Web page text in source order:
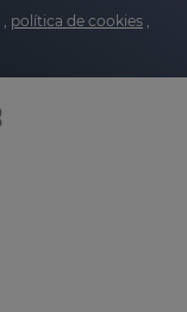
política de cookies